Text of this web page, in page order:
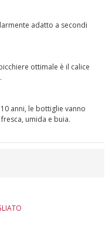
adatto a secondi
ottimale è il calice
anni, le bottiglie vanno
umida e buia.